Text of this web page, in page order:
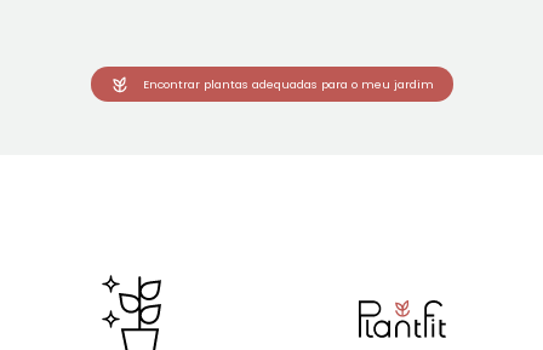
Encontrar plantas adequadas para o meu jardim